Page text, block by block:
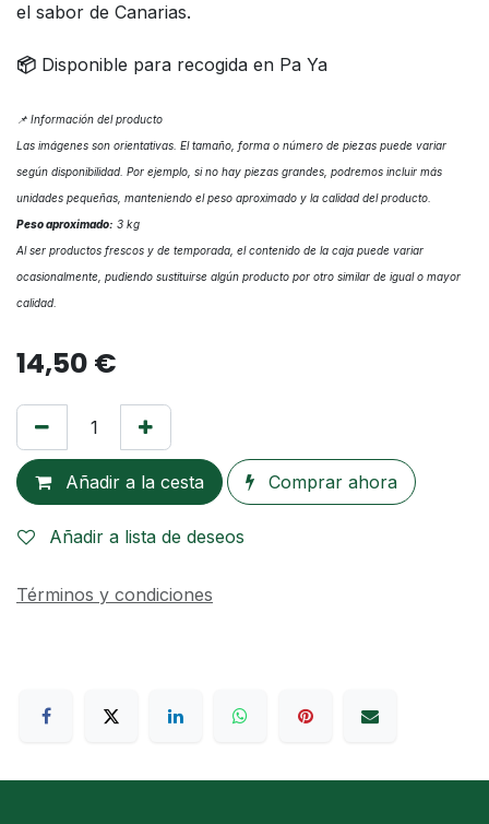
el sabor de Canarias.
📦 Disponible para recogida en Pa Ya
📌 Información del producto
Las imágenes son orientativas. El tamaño, forma o número de piezas puede variar
según disponibilidad. Por ejemplo, si no hay piezas grandes, podremos incluir más
unidades pequeñas, manteniendo el peso aproximado y la calidad del producto.
Peso aproximado: 3 kg
Al ser productos frescos y de temporada, el contenido de la caja puede variar
ocasionalmente, pudiendo sustituirse algún producto por otro similar de igual o mayor
calidad.
14,50 €
Añadir a la cesta Comprar ahora
Añadir a lista de deseos
Términos y condiciones